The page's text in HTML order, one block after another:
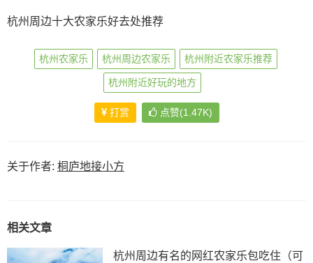
杭州周边十大农家乐好去处推荐
杭州农家乐 杭州周边农家乐 杭州附近农家乐推荐
杭州附近好玩的地方
打赏 点赞(1.47K)
关于作者: 桐庐地接小方
相关文章
杭州周边有名的网红农家乐包吃住（可